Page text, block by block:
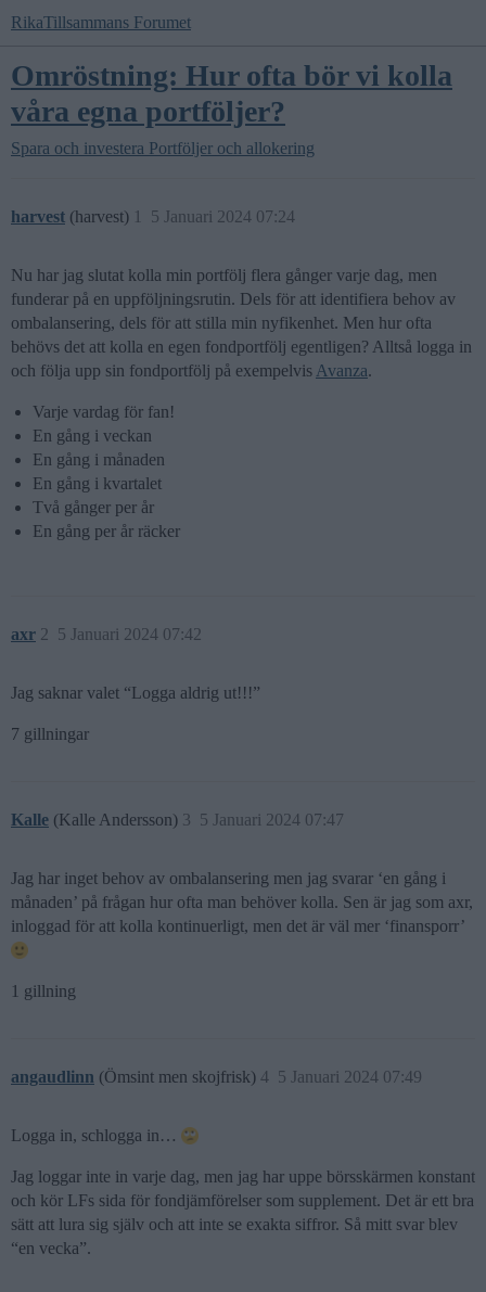
RikaTillsammans Forumet
Omröstning: Hur ofta bör vi kolla
våra egna portföljer?
Spara och investera Portföljer och allokering
harvest (harvest) 5 Januari 2024 07:24
1
Nu har jag slutat kolla min portfölj flera gånger varje dag, men
funderar på en uppföljningsrutin. Dels för att identifiera behov av
ombalansering, dels för att stilla min nyfikenhet. Men hur ofta
behövs det att kolla en egen fondportfölj egentligen? Alltså logga in
och följa upp sin fondportfölj på exempelvis Avanza.
Varje vardag för fan!
En gång i veckan
En gång i månaden
En gång i kvartalet
Två gånger per år
En gång per år räcker
axr 5 Januari 2024 07:42
2
Jag saknar valet “Logga aldrig ut!!!”
7 gillningar
Kalle (Kalle Andersson) 5 Januari 2024 07:47
3
Jag har inget behov av ombalansering men jag svarar ‘en gång i
månaden’ på frågan hur ofta man behöver kolla. Sen är jag som axr,
inloggad för att kolla kontinuerligt, men det är väl mer ‘finansporr’
1 gillning
angaudlinn (Ömsint men skojfrisk) 5 Januari 2024 07:49
4
Logga in, schlogga in…
Jag loggar inte in varje dag, men jag har uppe börsskärmen konstant
och kör LFs sida för fondjämförelser som supplement. Det är ett bra
sätt att lura sig själv och att inte se exakta siffror. Så mitt svar blev
“en vecka”.